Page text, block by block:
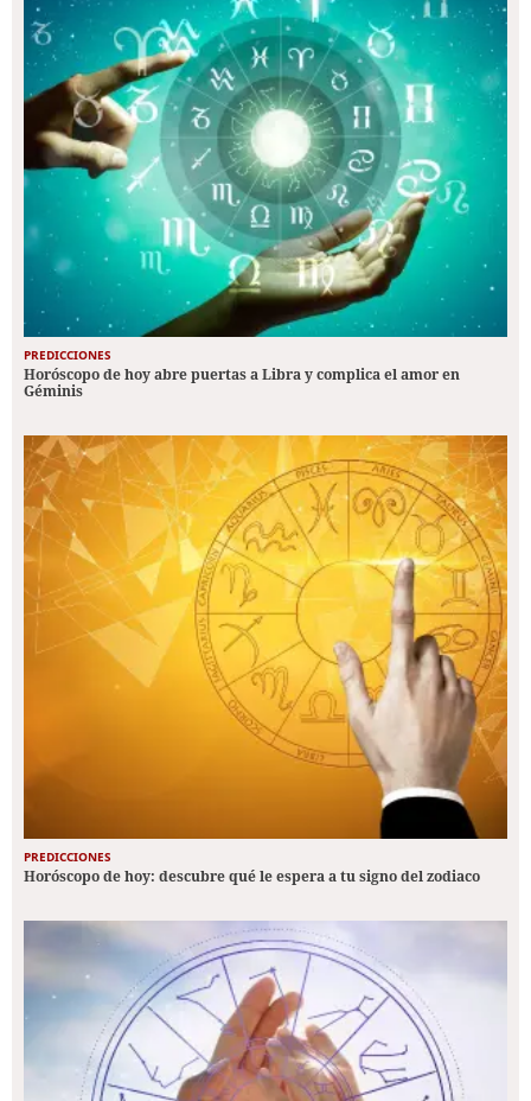
PREDICCIONES
Horóscopo de hoy abre puertas a Libra y complica el amor en
Géminis
PREDICCIONES
Horóscopo de hoy: descubre qué le espera a tu signo del zodiaco